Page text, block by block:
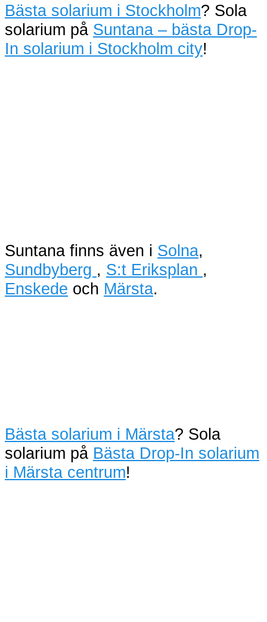
Bästa solarium i Stockholm? Sola
solarium på Suntana – bästa Drop-
In solarium i Stockholm city!
Suntana finns även i Solna,
Sundbyberg , S:t Eriksplan ,
Enskede och Märsta.
Bästa solarium i Märsta? Sola
solarium på Bästa Drop-In solarium
i Märsta centrum!